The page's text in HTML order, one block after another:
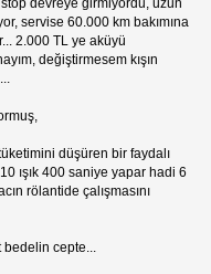
anlamanıza
servise 60.000 km bakımına
2.000 TL ye aküyü
değiştirmesem kışın
düşüren bir faydalı
ışık 400 saniye yapar hadi 6
rölantide çalışmasını
cepte...